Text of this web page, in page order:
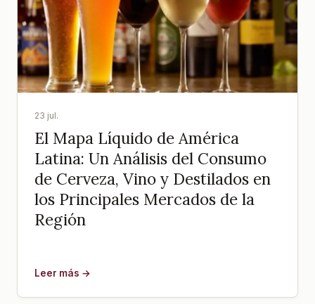
23 jul.
El Mapa Líquido de América
Latina: Un Análisis del Consumo
de Cerveza, Vino y Destilados en
los Principales Mercados de la
Región
Leer más →